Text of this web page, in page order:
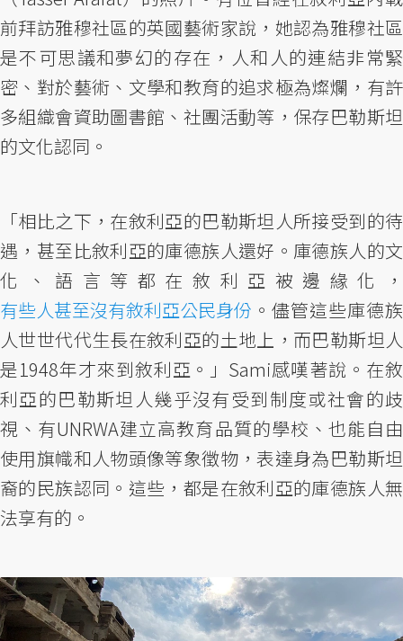
前拜訪雅穆社區的英國藝術家說，她認為雅穆社區
是不可思議和夢幻的存在，人和人的連結非常緊
密、對於藝術、文學和教育的追求極為燦爛，有許
多組織會資助圖書館、社團活動等，保存巴勒斯坦
的文化認同。
「相比之下，在敘利亞的巴勒斯坦人所接受到的待
遇，甚至比敘利亞的庫德族人還好。庫德族人的文
化、語言等都在敘利亞被邊緣化，
有些人甚至沒有敘利亞公民身份 。儘管這些庫德族
人世世代代生長在敘利亞的土地上，而巴勒斯坦人
是1948年才來到敘利亞。」Sami感嘆著說。在敘
利亞的巴勒斯坦人幾乎沒有受到制度或社會的歧
視、有UNRWA建立高教育品質的學校、也能自由
使用旗幟和人物頭像等象徵物，表達身為巴勒斯坦
裔的民族認同。這些，都是在敘利亞的庫德族人無
法享有的。